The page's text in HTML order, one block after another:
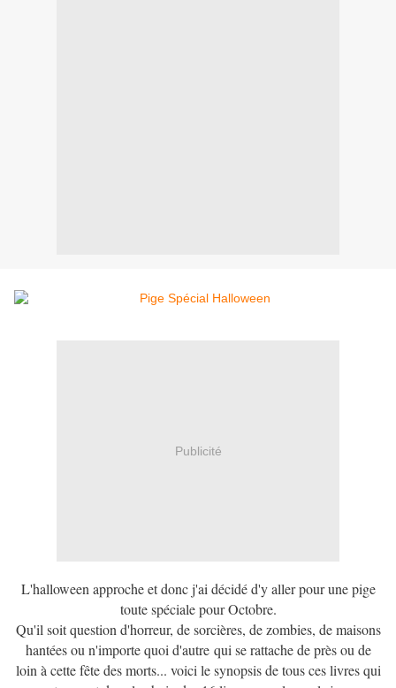
Publicité
L'halloween approche et donc j'ai décidé d'y aller pour une pige
toute spéciale pour Octobre.
Qu'il soit question d'horreur, de sorcières, de zombies, de maisons
hantées ou n'importe quoi d'autre qui se rattache de près ou de
loin à cette fête des morts... voici le synopsis de tous ces livres qui